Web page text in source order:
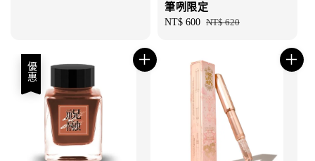
筆咧限定
Sale
NT$ 600 Regular
NT$ 620
優惠